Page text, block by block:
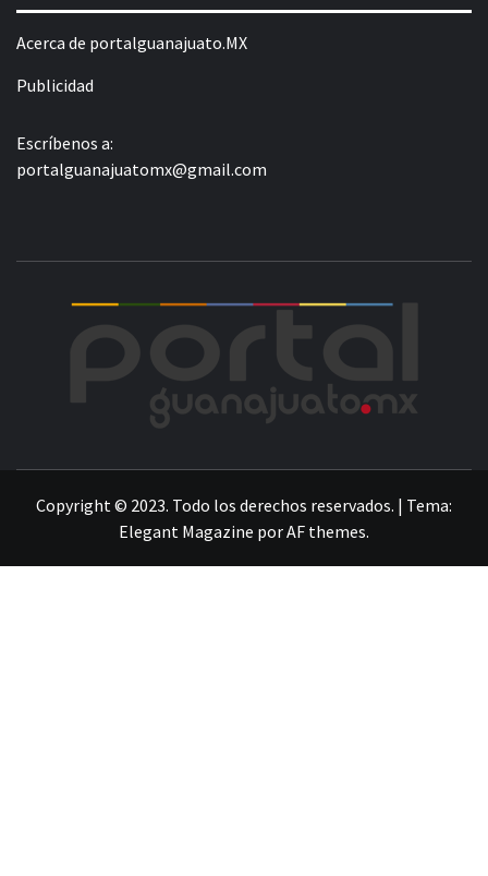
Acerca de portalguanajuato.MX
Publicidad
Escríbenos a:
portalguanajuatomx@gmail.com
Copyright © 2023. Todo los derechos reservados. | Tema:
Elegant Magazine porAF themes.